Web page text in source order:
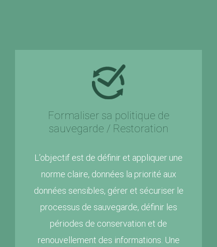
Formaliser sa politique de
sauvegarde / Restoration
L’objectif est de définir et appliquer une
norme claire, données la priorité aux
données sensibles, gérer et sécuriser le
processus de sauvegarde, définir les
périodes de conservation et de
renouvellement des informations. Une